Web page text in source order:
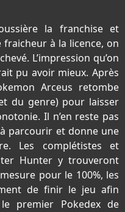
la franchise et
à la licence, on
L’impression qu’on
pu avoir mieux. Après
Arceus retombe
du genre) pour laisser
Il n’en reste pas
parcourir et donne une
Les complétistes et
Hunter y trouveront
pour le 100%, les
de finir le jeu afin
premier Pokedex de